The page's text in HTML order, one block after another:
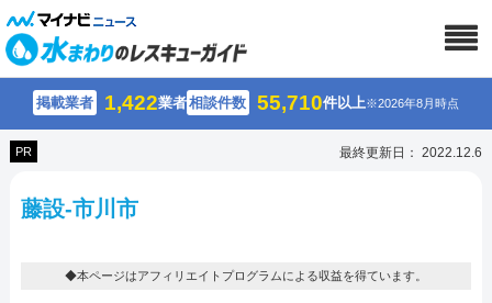
掲載業者 1,422業者相談件数 55,710件以上※2026年8月時点
PR 最終更新日： 2022.12.6
藤設-市川市
◆本ページはアフィリエイトプログラムによる収益を得ています。